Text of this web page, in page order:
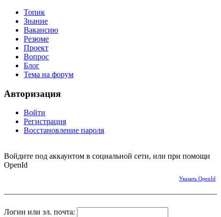
Топик
Знание
Вакансию
Резюме
Проект
Вопрос
Блог
Тема на форум
Авторизация
Войти
Регистрация
Восстановление пароля
Войдите под аккаунтом в социальной сети, или при помощи
OpenId
Указать OpenId
Логин или эл. почта: